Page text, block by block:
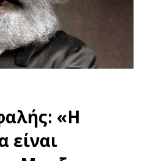
«Η
είναι